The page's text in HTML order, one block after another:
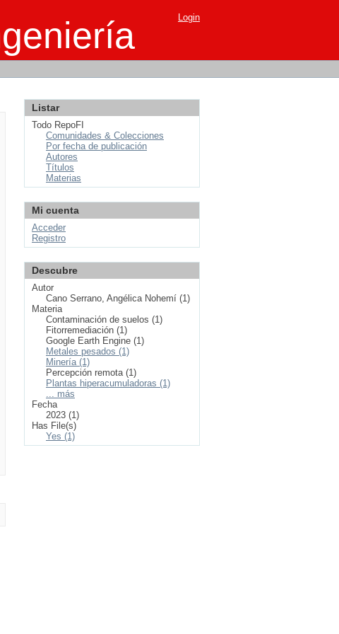
Login
Listar
Todo RepoFI
Comunidades & Colecciones
Por fecha de publicación
Autores
Títulos
Materias
Mi cuenta
Acceder
Registro
Descubre
Autor
Cano Serrano, Angélica Nohemí (1)
Materia
Contaminación de suelos (1)
Fitorremediación (1)
Google Earth Engine (1)
Metales pesados (1)
Minería (1)
Percepción remota (1)
Plantas hiperacumuladoras (1)
... más
Fecha
2023 (1)
Has File(s)
Yes (1)